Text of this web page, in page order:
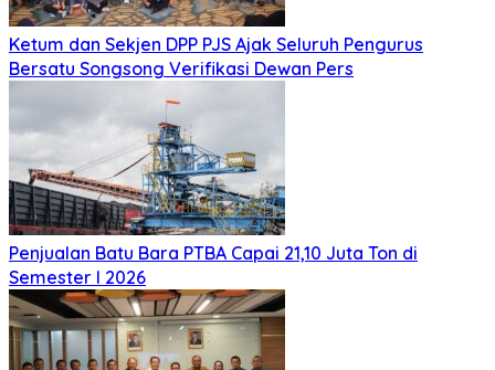
Ketum dan Sekjen DPP PJS Ajak Seluruh Pengurus
Bersatu Songsong Verifikasi Dewan Pers
Penjualan Batu Bara PTBA Capai 21,10 Juta Ton di
Semester I 2026